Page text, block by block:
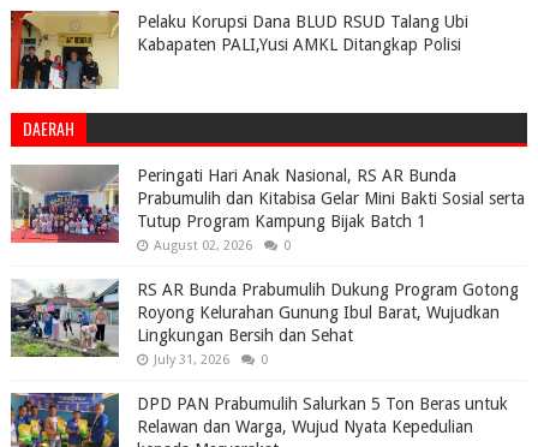
Pelaku Korupsi Dana BLUD RSUD Talang Ubi
Kabapaten PALI,Yusi AMKL Ditangkap Polisi
DAERAH
Peringati Hari Anak Nasional, RS AR Bunda
Prabumulih dan Kitabisa Gelar Mini Bakti Sosial serta
Tutup Program Kampung Bijak Batch 1
August 02, 2026 0
RS AR Bunda Prabumulih Dukung Program Gotong
Royong Kelurahan Gunung Ibul Barat, Wujudkan
Lingkungan Bersih dan Sehat
July 31, 2026 0
DPD PAN Prabumulih Salurkan 5 Ton Beras untuk
Relawan dan Warga, Wujud Nyata Kepedulian